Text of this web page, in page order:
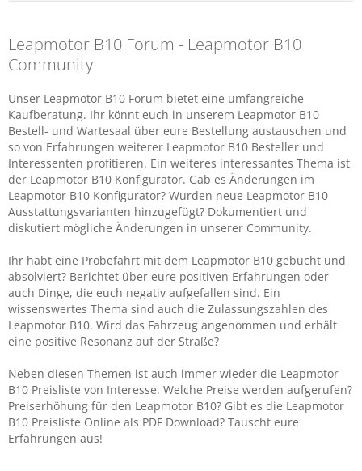
Leapmotor B10 Forum - Leapmotor B10
Community
Unser Leapmotor B10 Forum bietet eine umfangreiche
Kaufberatung. Ihr könnt euch in unserem Leapmotor B10
Bestell- und Wartesaal über eure Bestellung austauschen und
so von Erfahrungen weiterer Leapmotor B10 Besteller und
Interessenten profitieren. Ein weiteres interessantes Thema ist
der Leapmotor B10 Konfigurator. Gab es Änderungen im
Leapmotor B10 Konfigurator? Wurden neue Leapmotor B10
Ausstattungsvarianten hinzugefügt? Dokumentiert und
diskutiert mögliche Änderungen in unserer Community.
Ihr habt eine Probefahrt mit dem Leapmotor B10 gebucht und
absolviert? Berichtet über eure positiven Erfahrungen oder
auch Dinge, die euch negativ aufgefallen sind. Ein
wissenswertes Thema sind auch die Zulassungszahlen des
Leapmotor B10. Wird das Fahrzeug angenommen und erhält
eine positive Resonanz auf der Straße?
Neben diesen Themen ist auch immer wieder die Leapmotor
B10 Preisliste von Interesse. Welche Preise werden aufgerufen?
Preiserhöhung für den Leapmotor B10? Gibt es die Leapmotor
B10 Preisliste Online als PDF Download? Tauscht eure
Erfahrungen aus!